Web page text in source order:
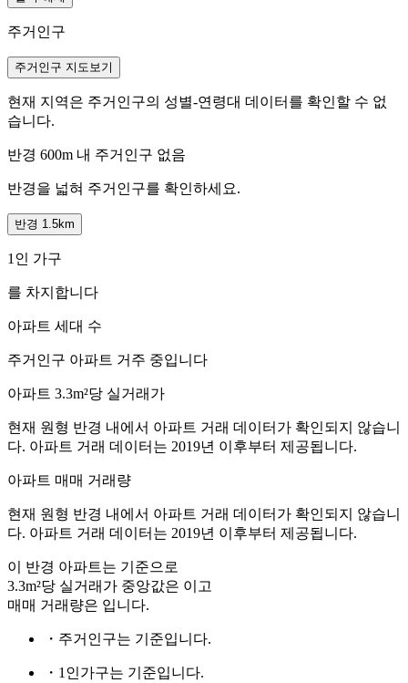
주거인구
주거인구 지도보기
현재 지역은 주거인구의 성별-연령대 데이터를 확인할 수 없
습니다.
반경 600m 내 주거인구 없음
반경을 넓혀 주거인구를 확인하세요.
반경 1.5km
1인 가구
를 차지합니다
아파트 세대 수
주거인구 아파트 거주 중입니다
아파트 3.3m²당 실거래가
현재 원형 반경 내에서 아파트 거래 데이터가 확인되지 않습니
다. 아파트 거래 데이터는 2019년 이후부터 제공됩니다.
아파트 매매 거래량
현재 원형 반경 내에서 아파트 거래 데이터가 확인되지 않습니
다. 아파트 거래 데이터는 2019년 이후부터 제공됩니다.
이 반경 아파트는 기준으로
3.3m²당 실거래가 중앙값은 이고
매매 거래량은 입니다.
・주거인구는 기준입니다.
・1인가구는 기준입니다.